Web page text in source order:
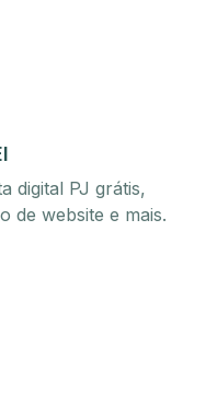
digital PJ grátis,
de website e mais.